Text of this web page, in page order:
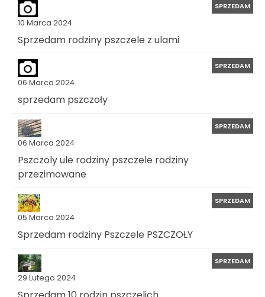
10 Marca 2024
SPRZEDAM
Sprzedam rodziny pszczele z ulami
06 Marca 2024
SPRZEDAM
sprzedam pszczoły
06 Marca 2024
SPRZEDAM
Pszczoly ule rodziny pszczele rodziny
przezimowane
05 Marca 2024
SPRZEDAM
Sprzedam rodziny Pszczele PSZCZOŁY
29 Lutego 2024
SPRZEDAM